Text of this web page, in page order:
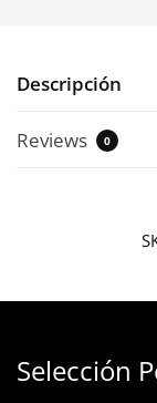
Descripción
Reviews 0
Selección